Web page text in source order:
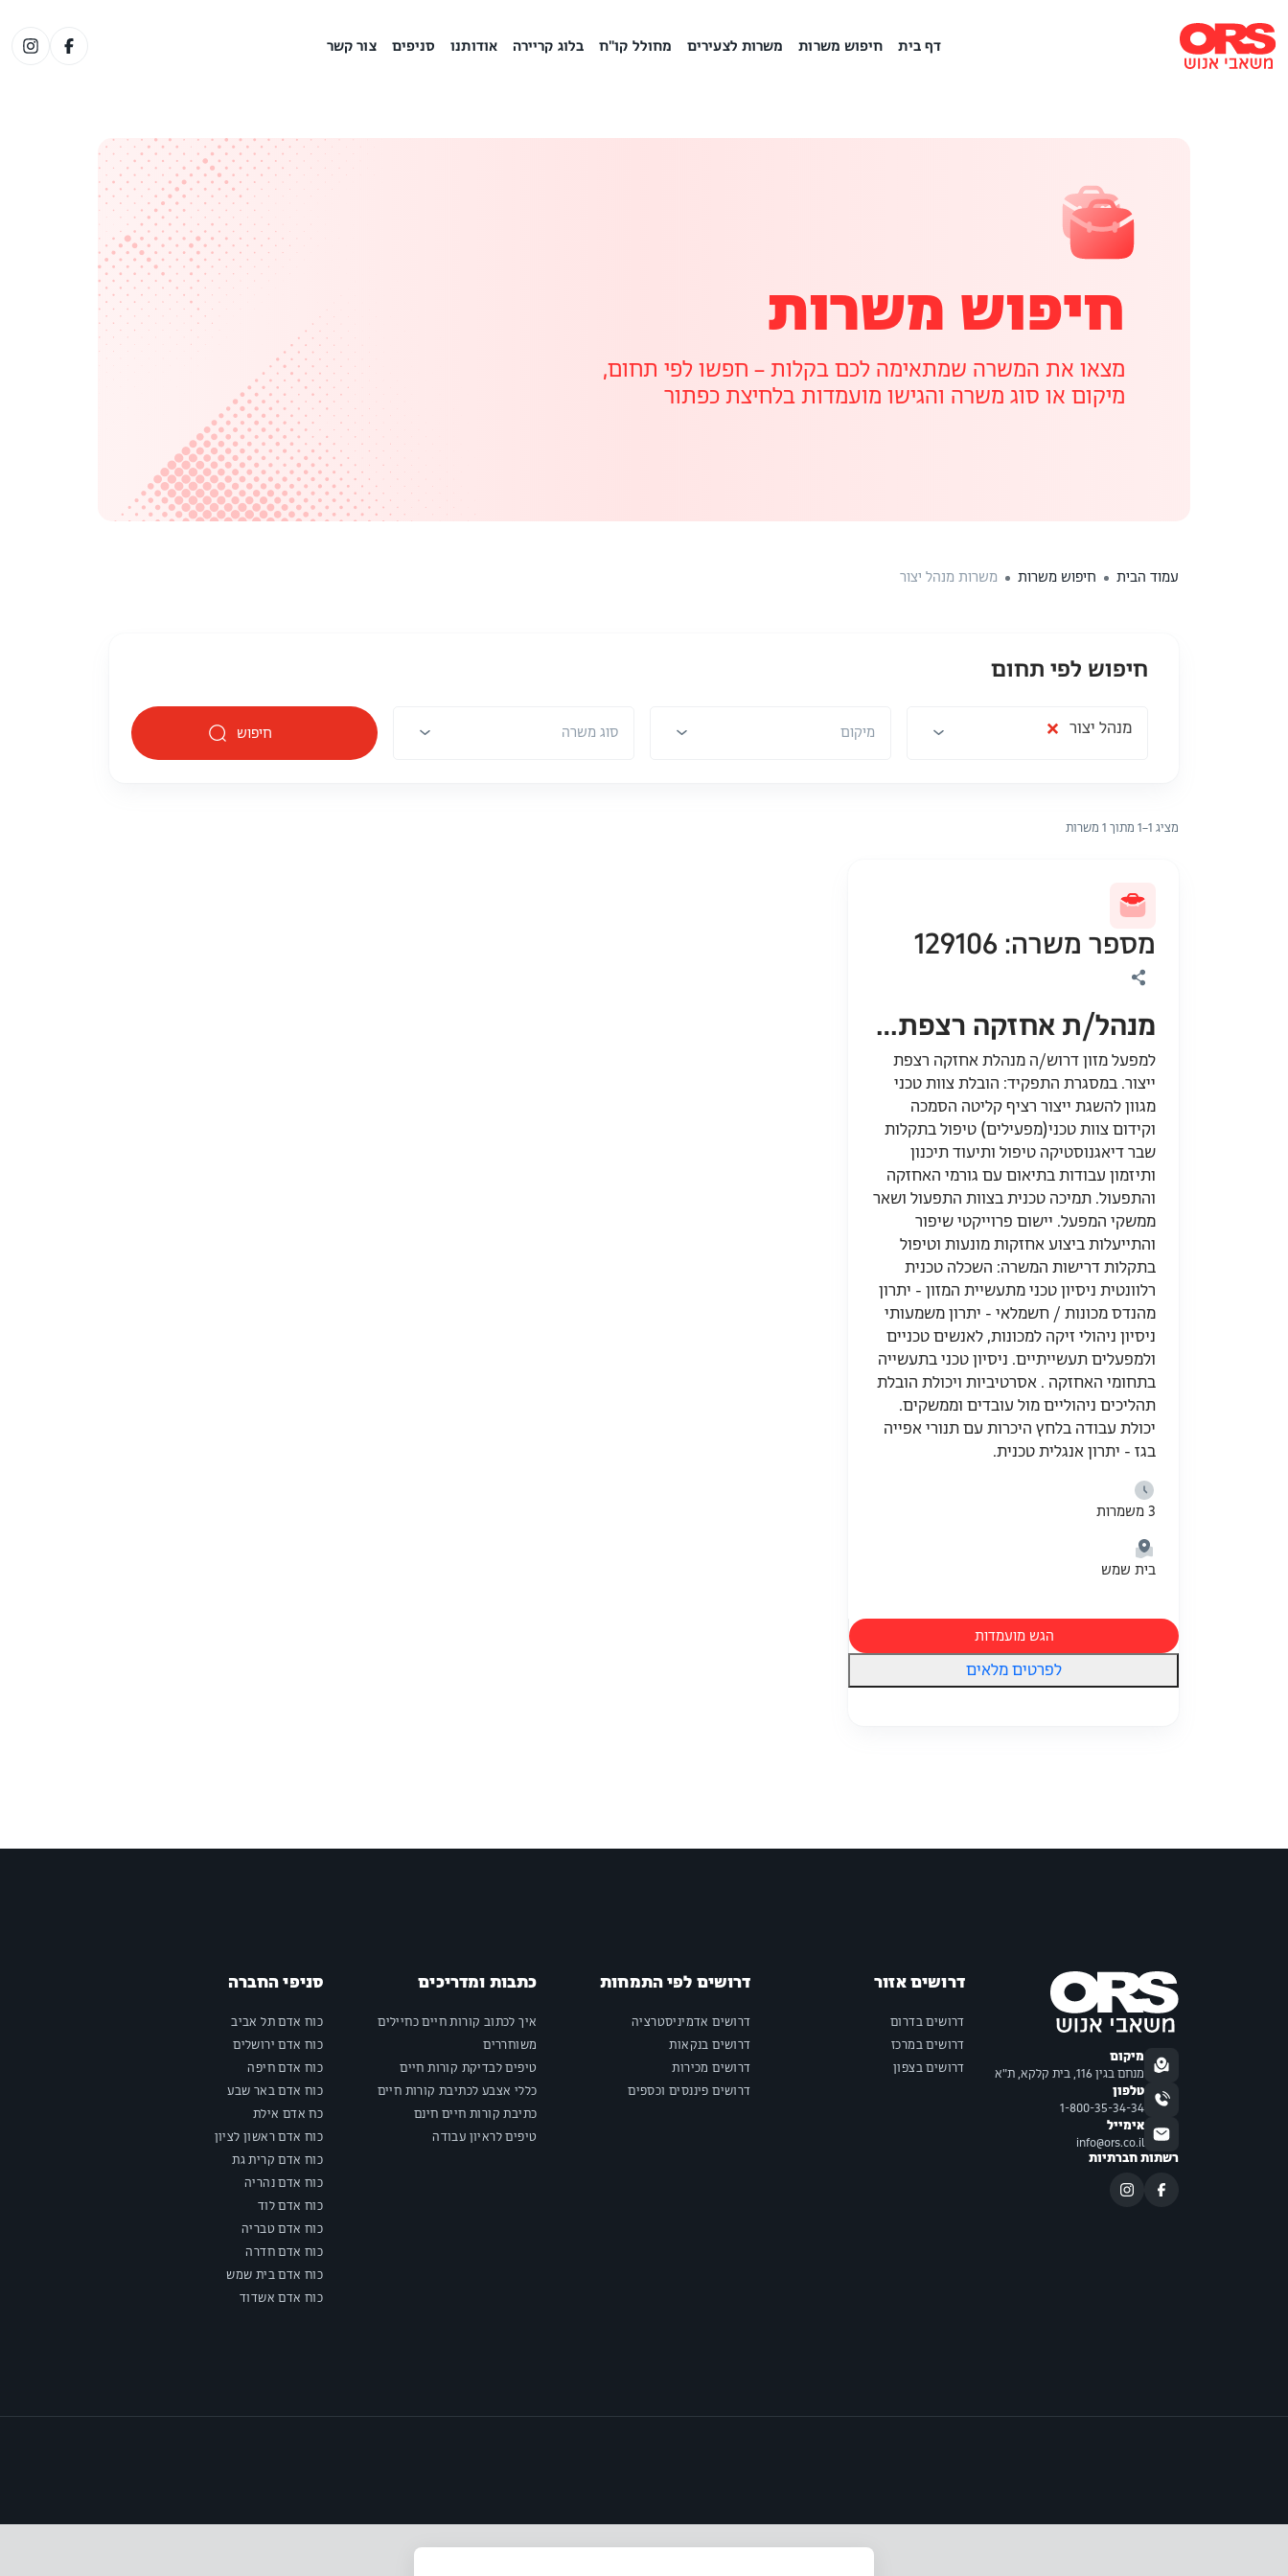
דף בית חיפוש משרות משרות לצעירים מחולל קו"ח בלוג קריירה אודותנו סניפים צור קשר
חיפוש משרות
מצאו את המשרה שמתאימה לכם בקלות – חפשו לפי תחום,
מיקום או סוג משרה והגישו מועמדות בלחיצת כפתור
עמוד הבית חיפוש משרות משרות מנהל יצור
חיפוש לפי תחום
× מנהל יצור מיקום סוג משרה חיפוש
מציג 1–1 מתוך 1 משרות
מספר משרה: 129106
מנהל/ת אחזקה רצפת ייצור
למפעל מזון דרוש/ה מנהלת אחזקה רצפת
ייצור. במסגרת התפקיד: הובלת צוות טכני
מגוון להשגת ייצור רציף קליטה הסמכה
וקידום צוות טכני(מפעילים) טיפול בתקלות
שבר דיאגנוסטיקה טיפול ותיעוד תיכנון
ותיזמון עבודות בתיאום עם גורמי האחזקה
והתפעול. תמיכה טכנית בצוות התפעול ושאר
ממשקי המפעל. יישום פרוייקטי שיפור
והתייעלות ביצוע אחזקות מונעות וטיפול
בתקלות דרישות המשרה: השכלה טכנית
רלוונטית ניסיון טכני מתעשיית המזון - יתרון
מהנדס מכונות / חשמלאי - יתרון משמעותי
ניסיון ניהולי זיקה למכונות, לאנשים טכניים
ולמפעלים תעשייתיים. ניסיון טכני בתעשייה
בתחומי האחזקה . אסרטיביות ויכולת הובלת
תהליכים ניהוליים מול עובדים וממשקים.
יכולת עבודה בלחץ היכרות עם תנורי אפייה
בגז - יתרון אנגלית טכנית.
3 משמרות
בית שמש
הגש מועמדות
לפרטים מלאים
מיקום
מנחם בגין 116, בית קלקא, ת"א
טלפון
1-800-35-34-34
אימייל
info@ors.co.il
רשתות חברתיות
דרושים אזור
דרושים בדרום
דרושים במרכז
דרושים בצפון
דרושים לפי התמחות
דרושים אדמיניסטרציה
דרושים בנקאות
דרושים מכירות
דרושים פיננסים וכספים
כתבות ומדריכים
איך לכתוב קורות חיים כחיילים
משוחררים
טיפים לבדיקת קורות חיים
כללי אצבע לכתיבת קורות חיים
כתיבת קורות חיים חינם
טיפים לראיון עבודה
סניפי החברה
כוח אדם תל אביב
כוח אדם ירושלים
כוח אדם חיפה
כוח אדם באר שבע
כח אדם אילת
כוח אדם ראשון לציון
כוח אדם קרית גת
כוח אדם נהריה
כוח אדם לוד
כוח אדם טבריה
כוח אדם חדרה
כוח אדם בית שמש
כוח אדם אשדוד